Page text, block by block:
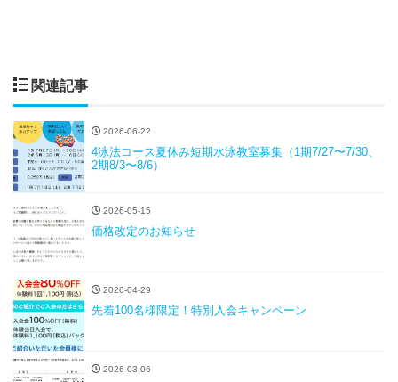
関連記事
2026-06-22
4泳法コース夏休み短期水泳教室募集（1期7/27〜7/30、
2期8/3〜8/6）
2026-05-15
価格改定のお知らせ
2026-04-29
先着100名様限定！特別入会キャンペーン
2026-03-06